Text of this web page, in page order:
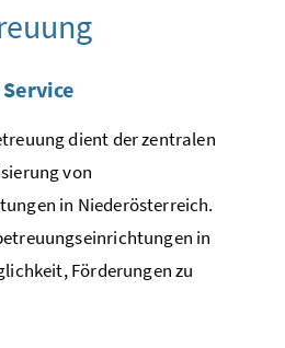
dient der zentralen
von
in Niederösterreich.
in
Förderungen zu